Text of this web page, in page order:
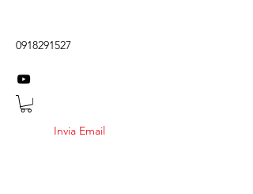
0918291527
Invia Email